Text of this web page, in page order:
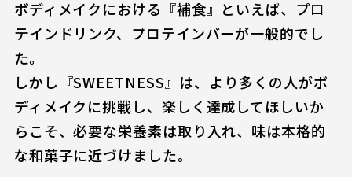
ボディメイクにおける『補食』といえば、プロ
テインドリンク、プロテインバーが一般的でし
た。
しかし『SWEETNESS』は、より多くの人がボ
ディメイクに挑戦し、楽しく達成してほしいか
らこそ、必要な栄養素は取り入れ、味は本格的
な和菓子に近づけました。